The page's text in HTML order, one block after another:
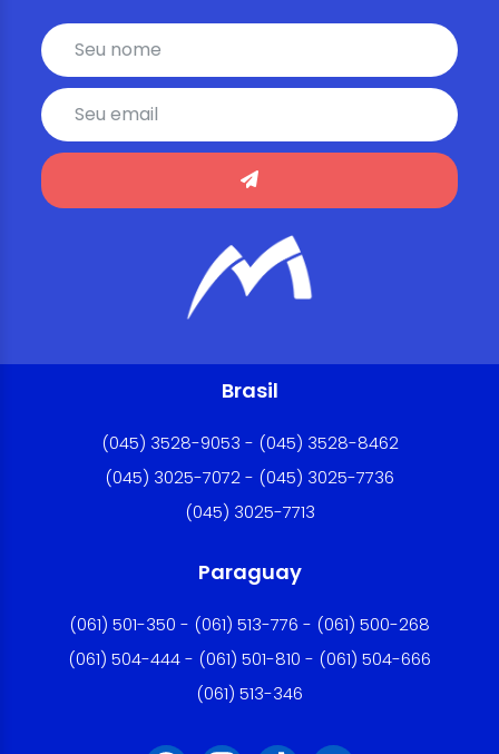
Brasil
(045) 3528-9053 - (045) 3528-8462
(045) 3025-7072 - (045) 3025-7736
(045) 3025-7713
Paraguay
(061) 501-350 - (061) 513-776 - (061) 500-268
(061) 504-444 - (061) 501-810 - (061) 504-666
(061) 513-346